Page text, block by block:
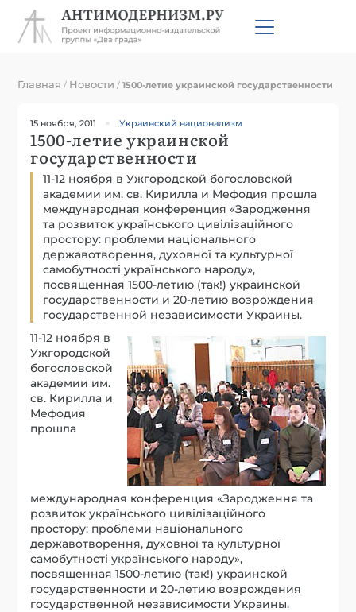
Главная / Новости /1500-летие украинской государственности
15 ноября, 2011 Украинский национализм
1500-летие украинской
государственности
11-12 ноября в Ужгородской богословской
академии им. св. Кирилла и Мефодия прошла
международная конференция «Зародження
та розвиток українського цивілізаційного
простору: проблеми національного
державотворення, духовної та культурної
самобутності українського народу»,
посвященная 1500-летию (так!) украинской
государственности и 20-летию возрождения
государственной независимости Украины.
11-12 ноября в
Ужгородской
богословской
академии им.
св. Кирилла и
Мефодия
прошла
международная конференция «Зародження та
розвиток українського цивілізаційного
простору: проблеми національного
державотворення, духовної та культурної
самобутності українського народу»,
посвященная 1500-летию (так!) украинской
государственности и 20-летию возрождения
государственной независимости Украины.